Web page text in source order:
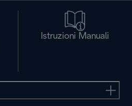
Istruzioni Manuali